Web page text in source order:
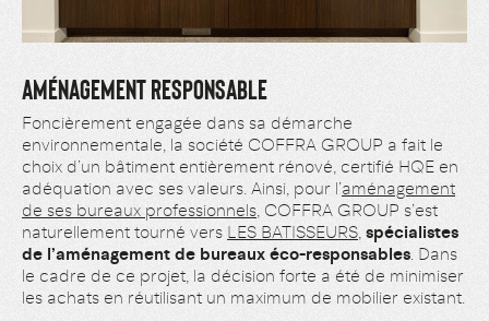
AMÉNAGEMENT RESPONSABLE
Foncièrement engagée dans sa démarche
environnementale, la société COFFRA GROUP a fait le
choix d’un bâtiment entièrement rénové, certifié HQE en
adéquation avec ses valeurs. Ainsi, pour l’aménagement
de ses bureaux professionnels, COFFRA GROUP s’est
naturellement tourné vers LES BATISSEURS, spécialistes
de l’aménagement de bureaux éco-responsables. Dans
le cadre de ce projet, la décision forte a été de minimiser
les achats en réutilisant un maximum de mobilier existant.